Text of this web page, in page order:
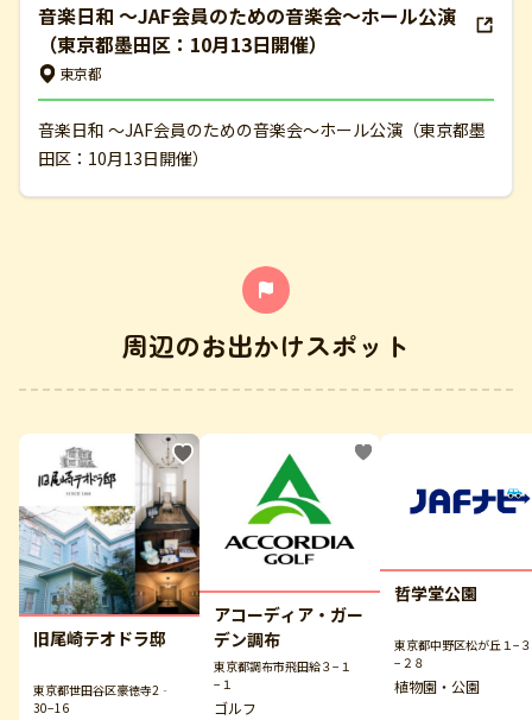
音楽日和 ～JAF会員のための音楽会～ホール公演
（東京都墨田区：10月13日開催）
東京都
音楽日和 ～JAF会員のための音楽会～ホール公演（東京都墨
田区：10月13日開催）
周辺のお出かけスポット
旧尾崎テオドラ邸
東京都世田谷区豪徳寺2‐
30−16
アコーディア・ガー
デン調布
東京都調布市飛田給３−１
−１
ゴルフ
哲学堂公園
東京都中野区松が丘１−
−２８
植物園・公園